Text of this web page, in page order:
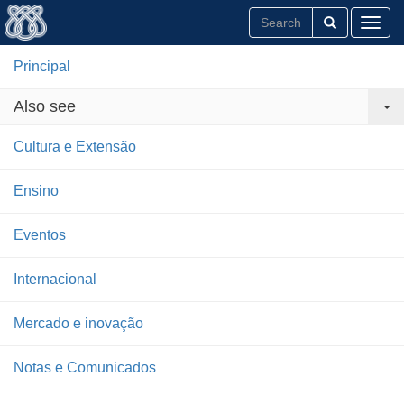
Principal
Also see
Cultura e Extensão
Ensino
Eventos
Internacional
Mercado e inovação
Notas e Comunicados